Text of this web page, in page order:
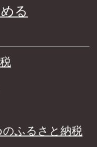
る
ふるさと納税